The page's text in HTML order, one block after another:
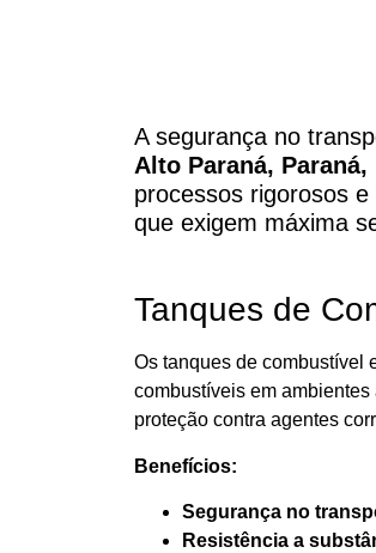
A segurança no
Alto Paraná, Paraná,
processos rigorosos
que exigem máxima
Tanques de
Os tanques de combustível
combustíveis em
proteção contra agentes
Benefícios:
Segurança no
Resistência a